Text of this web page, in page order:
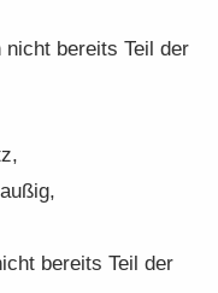
be­reits Teil der
be­reits Teil der